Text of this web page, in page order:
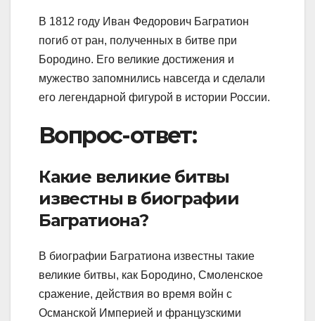
В 1812 году Иван Федорович Багратион
погиб от ран, полученных в битве при
Бородино. Его великие достижения и
мужество запомнились навсегда и сделали
его легендарной фигурой в истории России.
Вопрос-ответ:
Какие великие битвы
известны в биографии
Багратиона?
В биографии Багратиона известны такие
великие битвы, как Бородино, Смоленское
сражение, действия во время войн с
Османской Империей и французскими